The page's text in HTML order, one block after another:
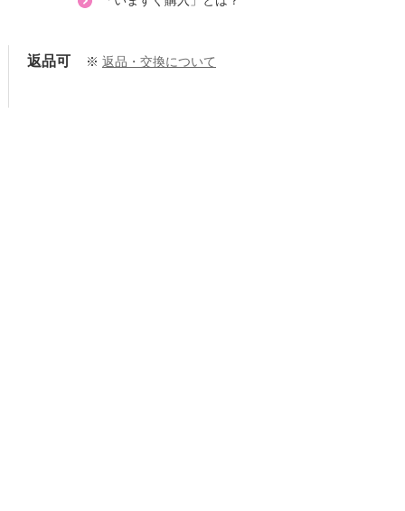
返品可 ※ 返品・交換について